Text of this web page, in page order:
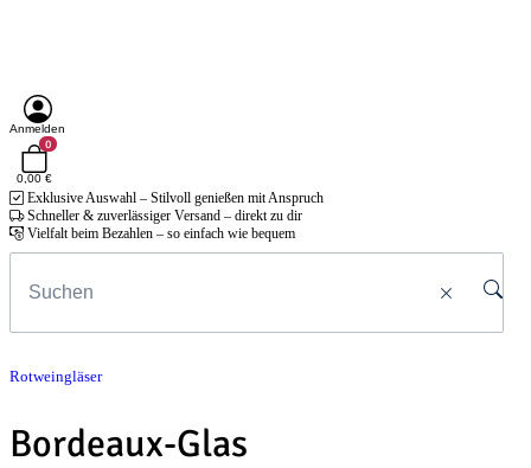
Anmelden
0
0,00 €
Exklusive Auswahl – Stilvoll genießen mit Anspruch
Schneller & zuverlässiger Versand – direkt zu dir
Vielfalt beim Bezahlen – so einfach wie bequem
Rotweingläser
Bordeaux-Glas